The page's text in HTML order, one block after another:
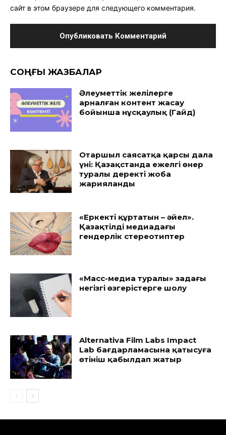
сайт в этом браузере для следующего комментария.
CОҢҒЫ ЖАЗБАЛАР
Әлеуметтік желілерге
арналған контент жасау
бойынша нұсқаулық (Гайд)
Отаршыл саясатқа қарсы дала
үні: Қазақстанда ежелгі өнер
туралы деректі жоба
жарияланды
«Еркекті құртатын – әйел».
Қазақтілді медиадағы
гендерлік стереотиптер
«Масс-медиа туралы» заңдағы
негізгі өзгерістерге шолу
Alternativa Film Labs Impact
Lab бағдарламасына қатысуға
өтініш қабылдап жатыр